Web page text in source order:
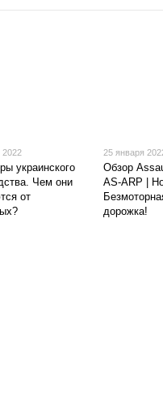
2022
украинского
Чем они
от
25 января
Обзор
AS-ARP |
дорожка!